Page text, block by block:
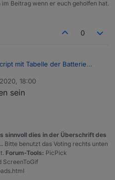
Beitrag wenn er euch geholfen hat.
0
mit Tabelle der Batterie
weiß ich nix , hue kenn
adapter
18:00
sein
sinnvoll dies in der Überschrift des
Bitte benutzt das Voting rechts unten
Forum-Tools: PicPick
ScreenToGif